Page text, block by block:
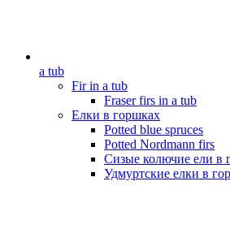
a tub
Fir in a tub
Fraser firs in a tub
Елки в горшках
Potted blue spruces
Potted Nordmann firs
Сизые колючие ели в
Удмуртские елки в